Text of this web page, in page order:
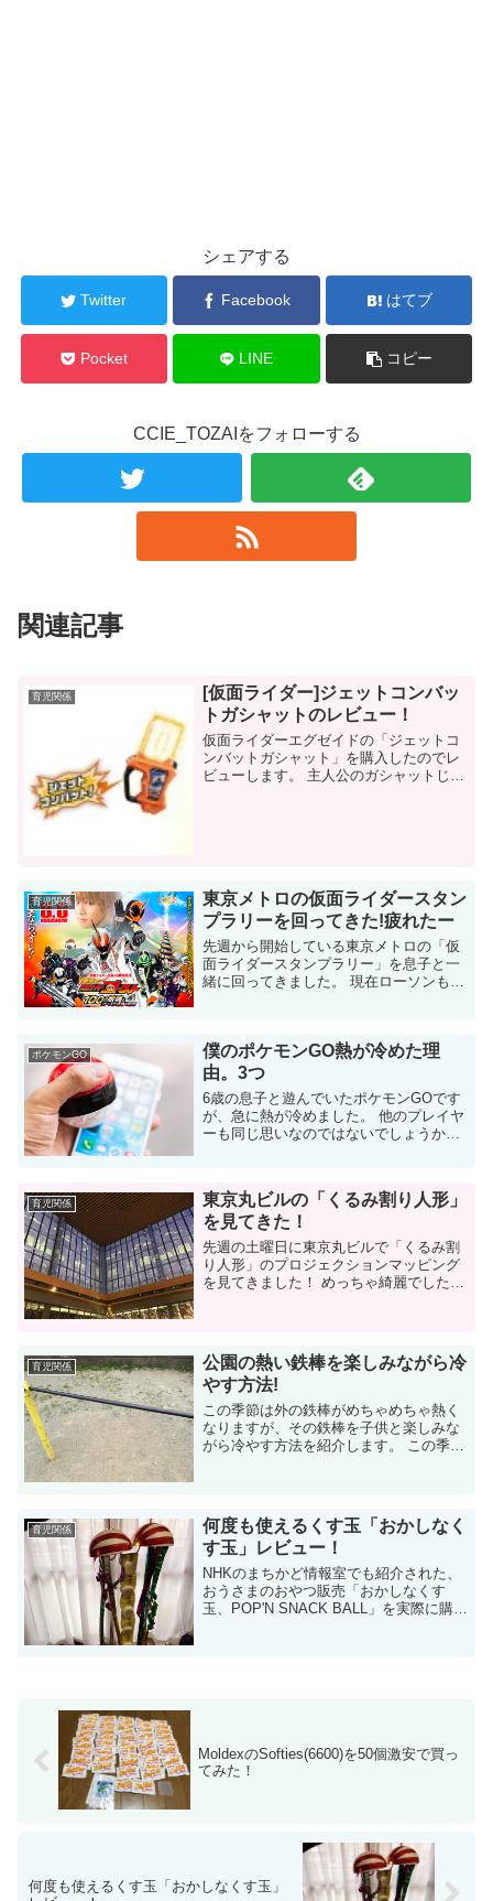
シェアする
Twitter Facebook はてブ
Pocket LINE コピー
CCIE_TOZAIをフォローする
関連記事
育児関係
[仮面ライダー]ジェットコンバッ
トガシャットのレビュー！
仮面ライダーエグゼイドの「ジェットコ
ンバットガシャット」を購入したのでレ
ビューします。 主人公のガシャットじゃ
育児関係
東京メトロの仮面ライダースタン
プラリーを回ってきた!疲れたー
先週から開始している東京メトロの「仮
面ライダースタンプラリー」を息子と一
緒に回ってきました。 現在ローソンも
た。。。ローソンのスタン...
ポケモンGO
僕のポケモンGO熱が冷めた理
由。3つ
6歳の息子と遊んでいたポケモンGOです
が、急に熱が冷めました。 他のプレイヤ
ーも同じ思いなのではないでしょうか。
すが、私も配信当日から始めました...
育児関係
東京丸ビルの「くるみ割り人形」
を見てきた！
先週の土曜日に東京丸ビルで「くるみ割
り人形」のプロジェクションマッピング
を見てきました！ めっちゃ綺麗でしたよ
育児関係
公園の熱い鉄棒を楽しみながら冷
やす方法!
この季節は外の鉄棒がめちゃめちゃ熱く
なりますが、その鉄棒を子供と楽しみな
がら冷やす方法を紹介します。 この季
ヶ月前は...
育児関係
何度も使えるくす玉「おかしなく
す玉」レビュー！
NHKのまちかど情報室でも紹介された、
おうさまのおやつ販売「おかしなくす
玉、POP'N SNACK BALL」を実際に購入
MoldexのSofties(6600)を50個激安で買っ
てみた！
何度も使えるくす玉「おかしなくす玉」